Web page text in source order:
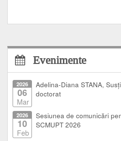
Evenimente
2026
06
Mar
Adelina-Diana STANA,
doctorat
2026
10
Feb
Sesiunea de comunicări
SCMUPT 2026